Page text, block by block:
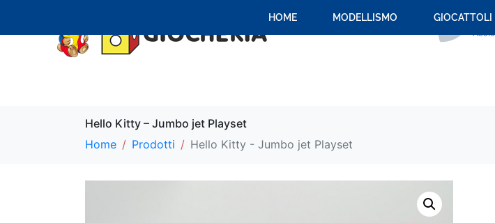
HOME MODELLISMO GIOCATTOLI
Hello Kitty – Jumbo jet Playset
Home
Prodotti Hello Kitty - Jumbo jet Playset